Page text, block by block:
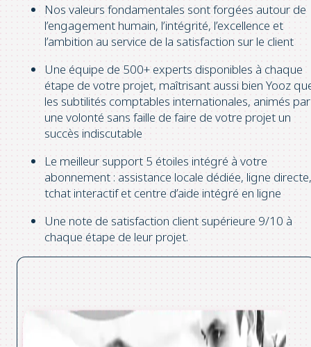
Nos valeurs fondamentales sont forgées autour de
l’engagement humain, l’intégrité, l’excellence et
l’ambition au service de la satisfaction sur le client
Une équipe de 500+ experts disponibles à chaque
étape de votre projet, maîtrisant aussi bien Yooz
les subtilités comptables internationales, animés par
une volonté sans faille de faire de votre projet un
succès indiscutable
Le meilleur support 5 étoiles intégré à votre
abonnement : assistance locale dédiée, ligne directe,
tchat interactif et centre d’aide intégré en ligne
Une note de satisfaction client supérieure 9/10 à
chaque étape de leur projet.